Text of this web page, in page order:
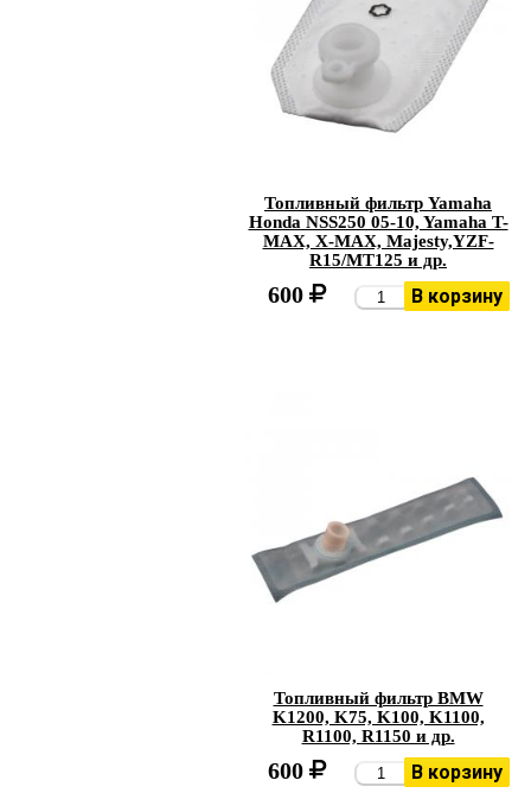
Топливный фильтр Yamaha
Honda NSS250 05-10, Yamaha T-
MAX, X-MAX, Majesty,YZF-
R15/MT125 и др.
600 В корзину
Топливный фильтр BMW
K1200, K75, K100, K1100,
R1100, R1150 и др.
600 В корзину